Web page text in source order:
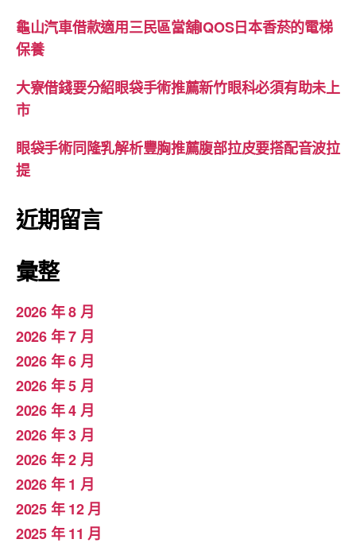
龜山汽車借款適用三民區當舖IQOS日本香菸的電梯
保養
大寮借錢要分紹眼袋手術推薦新竹眼科必須有助未上
市
眼袋手術同隆乳解析豐胸推薦腹部拉皮要搭配音波拉
提
近期留言
彙整
2026 年 8 月
2026 年 7 月
2026 年 6 月
2026 年 5 月
2026 年 4 月
2026 年 3 月
2026 年 2 月
2026 年 1 月
2025 年 12 月
2025 年 11 月